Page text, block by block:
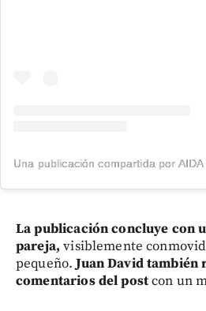
La publicación concluye con
pareja, visiblemente
pequeño.Juan David también
comentarios del postcon un